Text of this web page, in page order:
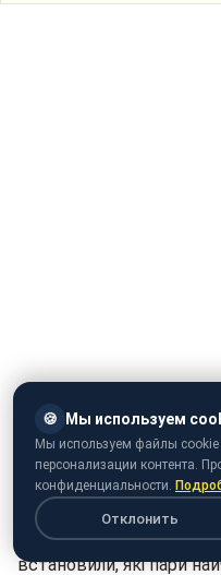
Вчені провели
встановили, які пари
🍪 Мы используем
Мы используем файлы
персонализации контента.
конфиденциальности.
Отклонить